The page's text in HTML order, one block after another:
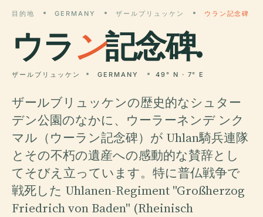
目的地 GERMANY ザールブリュッケン ウラン記念碑
ウラン記念碑.
ザールブリュッケン GERMANY 49° N · 7° E
ザールブリュッケンの歴史的なシュター
デン公園のなかに、ウーラーネンデ ンク
マル（ウーラン記念碑）が Uhlan騎兵連隊
とその不朽の遺産への感動的な賛辞とし
てそびえ立っています。特に普仏戦争で
戦死した Uhlanen-Regiment "Großherzog
Friedrich von Baden" (Rheinisch